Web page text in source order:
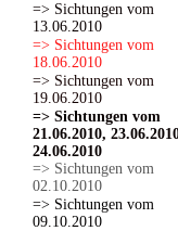
=> Sichtungen vom
13.06.2010
=> Sichtungen vom
18.06.2010
=> Sichtungen vom
19.06.2010
=> Sichtungen vom
21.06.2010,
24.06.2010
=> Sichtungen vom
02.10.2010
=> Sichtungen vom
09.10.2010